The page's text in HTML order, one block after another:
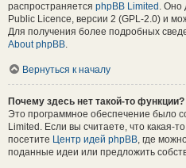
распространяется phpBB Limited . Оно
Public Licence, версии 2 (GPL-2.0) и
Для получения более подробных
About phpBB.
Вернуться к началу
Почему здесь нет такой-то функции?
Это программное обеспечение было
Limited. Если вы считаете, что какая-
посетите Центр идей phpBB, где
поданные идеи или предложить